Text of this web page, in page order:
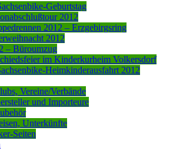
Geburtstag
2012
2012 – Erzgebirgsring
2012
– Büroumzug
im Kinderkurheim Volkersdorf
Heimkinderausfahrt 2012
Vereine/Verbände
und Importeure
Unterkünfte
Seiten